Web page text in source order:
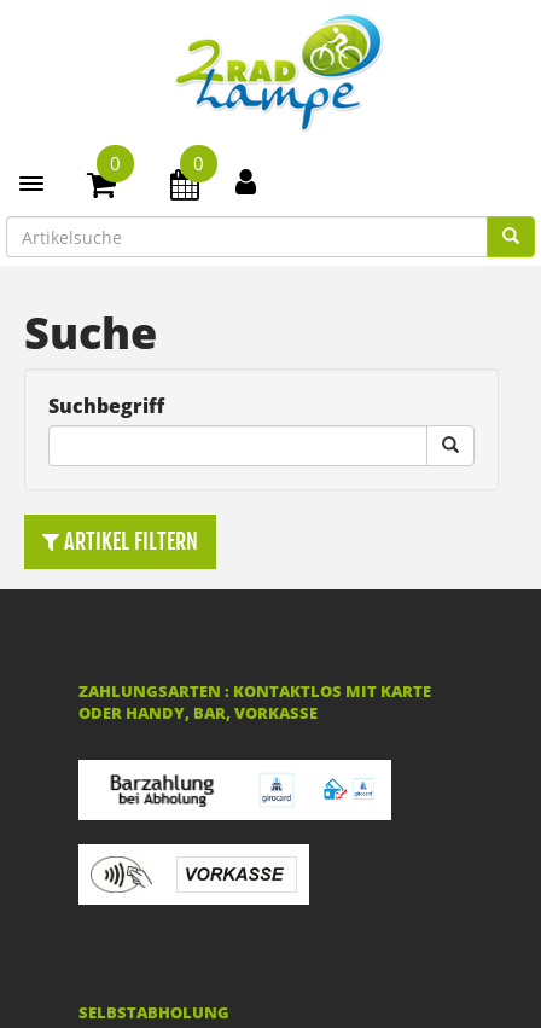
Toggle navigation
0 0
Suche
Suchbegriff
ARTIKEL FILTERN
ZAHLUNGSARTEN : KONTAKTLOS MIT KARTE
ODER HANDY, BAR, VORKASSE
SELBSTABHOLUNG